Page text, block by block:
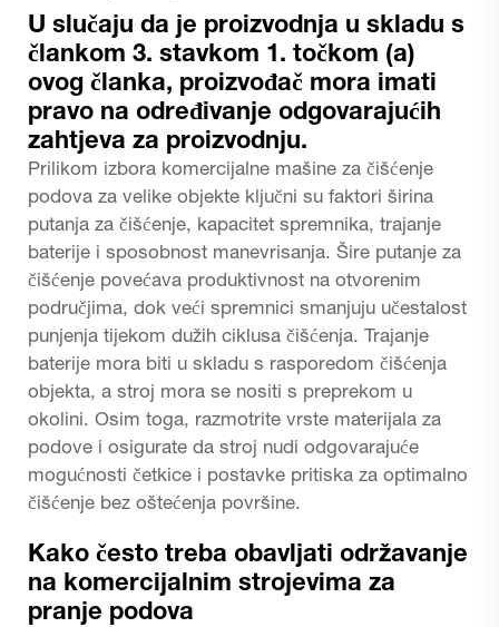
U slučaju da je proizvodnja u skladu s
člankom 3. stavkom 1. točkom (a)
ovog članka, proizvođač mora imati
pravo na određivanje odgovarajućih
zahtjeva za proizvodnju.
Prilikom izbora komercijalne mašine za čišćenje
podova za velike objekte ključni su faktori širina
putanja za čišćenje, kapacitet spremnika, trajanje
baterije i sposobnost manevrisanja. Šire putanje za
čišćenje povećava produktivnost na otvorenim
područjima, dok veći spremnici smanjuju učestalost
punjenja tijekom dužih ciklusa čišćenja. Trajanje
baterije mora biti u skladu s rasporedom čišćenja
objekta, a stroj mora se nositi s preprekom u
okolini. Osim toga, razmotrite vrste materijala za
podove i osigurate da stroj nudi odgovarajuće
mogućnosti četkice i postavke pritiska za optimalno
čišćenje bez oštećenja površine.
Kako često treba obavljati održavanje
na komercijalnim strojevima za
pranje podova